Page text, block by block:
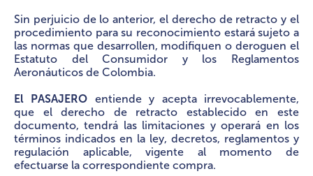
Sin perjuicio de lo anterior, el derecho de retracto y el
procedimiento para su reconocimiento estará sujeto a
las normas que desarrollen, modifiquen o deroguen el
Estatuto del Consumidor y los Reglamentos
Aeronáuticos de Colombia.
El PASAJERO entiende y acepta irrevocablemente,
que el derecho de retracto establecido en este
documento, tendrá las limitaciones y operará en los
términos indicados en la ley, decretos, reglamentos y
regulación aplicable, vigente al momento de
efectuarse la correspondiente compra.